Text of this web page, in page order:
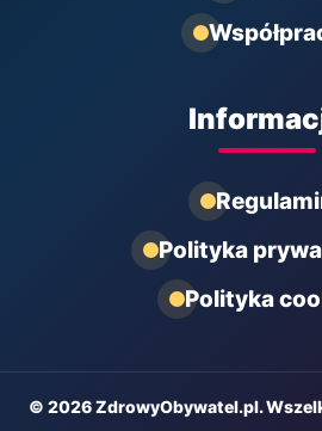
Polityka
Polityka
© 2026 ZdrowyObywatel.pl.